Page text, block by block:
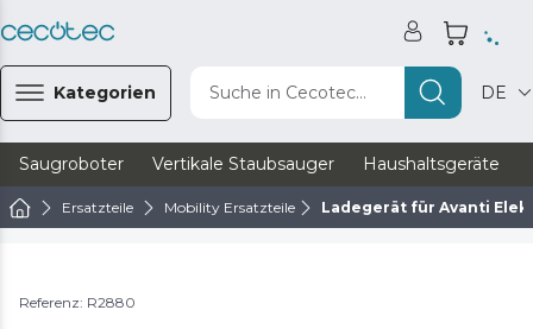
Kategorien Suche in Cecotec... DE
Saugroboter Vertikale Staubsauger Haushaltsgeräte
Ersatzteile Mobility Ersatzteile Ladegerät für Avanti
Referenz: R2880